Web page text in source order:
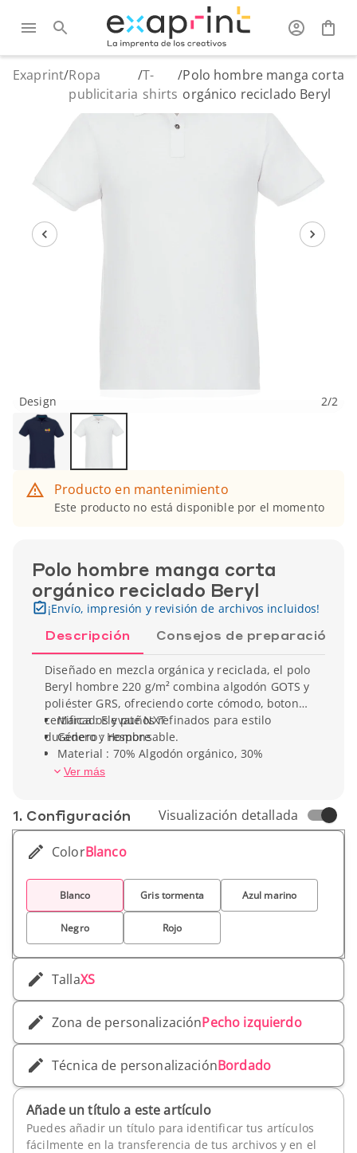
Exaprint/Ropa
publicitaria
/T-
shirts
/Polo hombre manga corta
orgánico reciclado Beryl
Design 2/2
Producto en mantenimiento
Este producto no está disponible por el momento
Polo hombre manga corta
orgánico reciclado Beryl
¡Envío, impresión y revisión de archivos incluidos!
Descripción Consejos de preparación
Diseñado en mezcla orgánica y reciclada, el polo
Beryl hombre 220 g/m² combina algodón GOTS y
poliéster GRS, ofreciendo corte cómodo, botones
certificados y puños refinados para estilo
duradero y responsable.
Marca : Elevate NXT
Género : Hombre
Material : 70% Algodón orgánico, 30%
Poliéster reciclado
Ver más
1. Conf­iguración Visualización detallada
ColorBlanco
Blanco Gris tormenta Azul marino
Negro Rojo
TallaXS
Zona de personalizaciónPecho izquierdo
Técnica de personalizaciónBordado
Añade un título a este artículo
Puedes añadir un título para identificar tus artículos
fácilmente en la transferencia de tus archivos y en el